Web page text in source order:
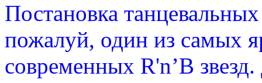
Постановка
пожалуй, один из самых
современных R'n’B